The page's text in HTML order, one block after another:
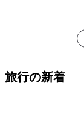
旅行の新着